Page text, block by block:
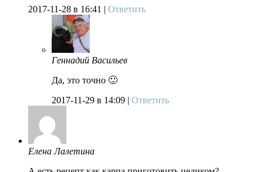
2017-11-28 в 16:41 | Ответить
Геннадий Васильев
Да, это точно 🙂
2017-11-29 в 14:09 | Ответить
Елена Лалетина